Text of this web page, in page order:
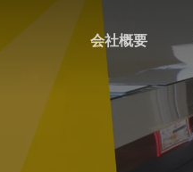
会社概要